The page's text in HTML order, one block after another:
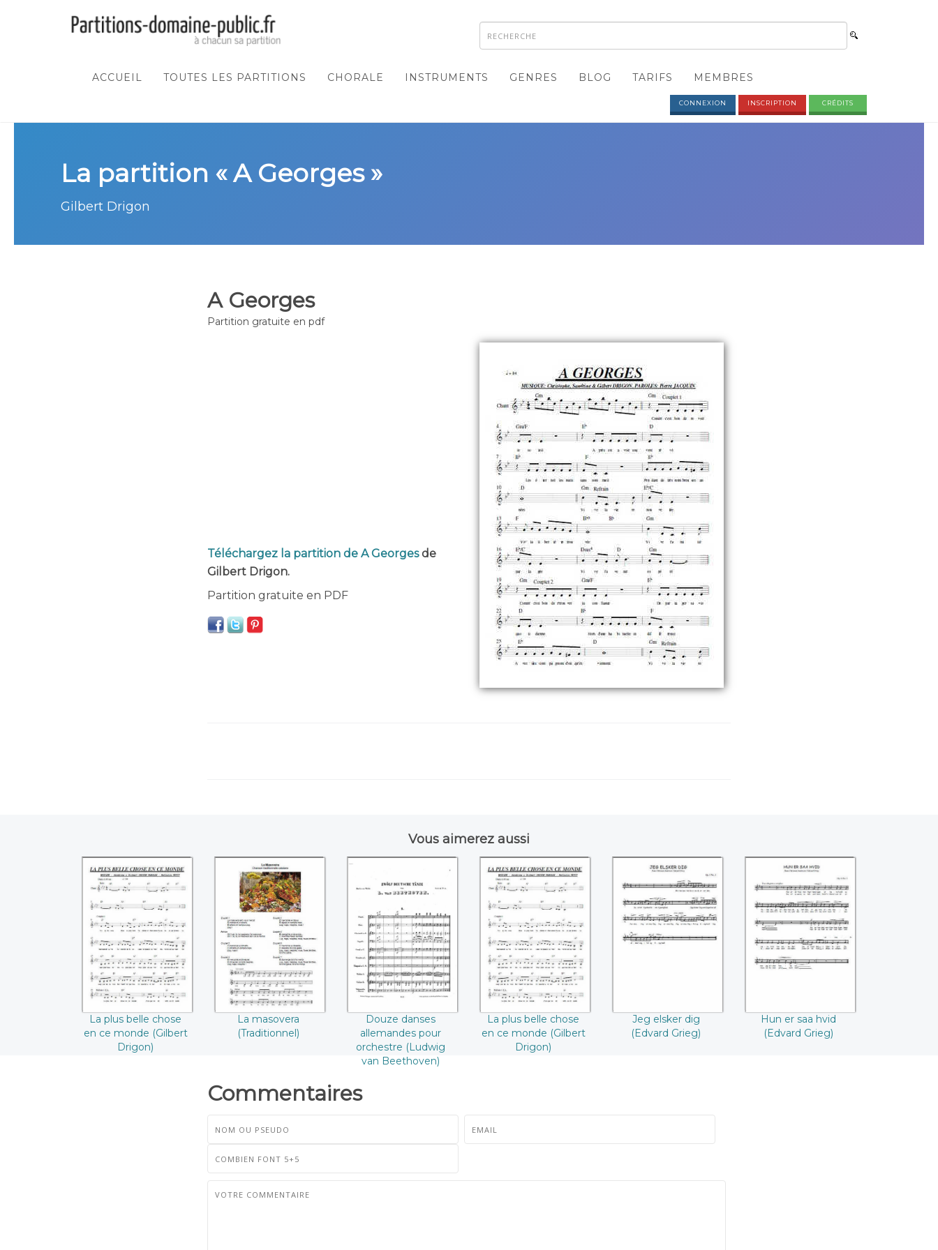
ACCUEIL TOUTES LES PARTITIONS CHORALE INSTRUMENTS GENRES BLOG TARIFS MEMBRES
CONNEXION INSCRIPTION CRÉDITS
La partition « A Georges »
Gilbert Drigon
A Georges
Partition gratuite en pdf
Téléchargez la partition de A Georgesde
Gilbert Drigon.
Partition gratuite en PDF
Vous aimerez aussi
La plus belle chose
en ce monde
((Gilbert Drigon))
La plus belle chose
en ce monde (Gilbert
Drigon)
La masovera
(Traditionnel)
La masovera
(Traditionnel)
Douze danses
allemandes pour
orchestre (Ludwig
van Beethoven)
Douze danses
allemandes pour
orchestre (Ludwig
van Beethoven)
La plus belle chose
en ce monde
(Gilbert Drigon)
La plus belle chose
en ce monde (Gilbert
Drigon)
Jeg elsker dig
(Edvard Grieg)
Jeg elsker dig
(Edvard Grieg)
Hun er saa hvid
(Edvard Grieg)
Hun er saa hvid
(Edvard Grieg)
Commentaires